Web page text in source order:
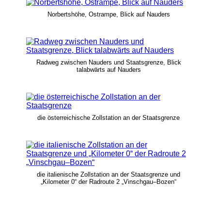
Norbertshöhe, Ostrampe, Blick auf Nauders
Radweg zwischen Nauders und Staatsgrenze, Blick
talabwärts auf Nauders
die österreichische Zollstation an der Staatsgrenze
die italienische Zollstation an der Staatsgrenze und
„Kilometer 0“ der Radroute 2 „Vinschgau–Bozen“